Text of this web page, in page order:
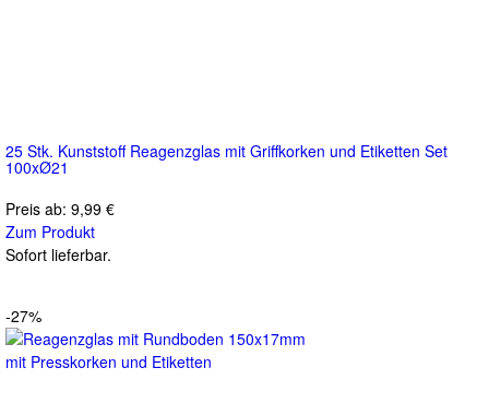
25 Stk. Kunststoff Reagenzglas mit Griffkorken und Etiketten Set
100xØ21
Preis ab: 9,99 €
Zum Produkt
Sofort lieferbar.
-27%